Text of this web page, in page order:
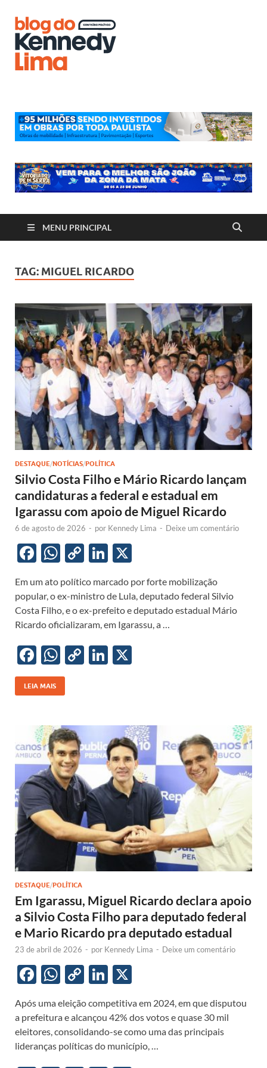
MENU PRINCIPAL
TAG: MIGUEL RICARDO
DESTAQUE/NOTÍCIAS/POLÍTICA
Silvio Costa Filho e Mário Ricardo lançam
candidaturas a federal e estadual em
Igarassu com apoio de Miguel Ricardo
6 de agosto de 2026 - por Kennedy Lima - Deixe um comentário
F
e
b
o
o
k
W
at
s
A
p
p
C
p
y
Li
n
k
Li
k
e
dI
n
Em um ato político marcado por forte mobilização
popular, o ex-ministro de Lula, deputado federal Silvio
Costa Filho, e o ex-prefeito e deputado estadual Mário
Ricardo oficializaram, em Igarassu, a …
F
ac
e
o
o
k
W
h
at
A
p
p
C
Li
n
k
Li
dI
n
LEIA MAIS
DESTAQUE/POLÍTICA
Em Igarassu, Miguel Ricardo declara apoio
a Silvio Costa Filho para deputado federal
e Mario Ricardo pra deputado estadual
23 de abril de 2026 - por Kennedy Lima - Deixe um comentário
F
e
b
o
W
at
s
A
C
p
y
Li
Li
k
e
dI
Após uma eleição competitiva em 2024, em que disputou
a prefeitura e alcançou 42% dos votos e quase 30 mil
eleitores, consolidando-se como uma das principais
lideranças políticas do município, …